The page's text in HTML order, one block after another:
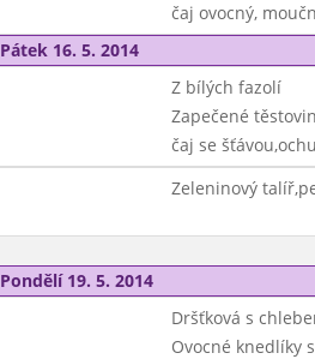
čaj ovocný,
Pátek 16. 5. 2014
Z bílých fazolí
Zapečené
čaj se
Zeleninový
Pondělí 19. 5. 2014
Dršťková s
Ovocné knedlíky